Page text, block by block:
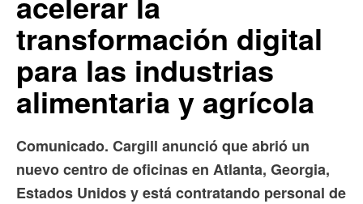
transformación digital
para las industrias
alimentaria y agrícola
Comunicado. Cargill anunció que abrió un
nuevo centro de oficinas en Atlanta, Georgia,
Estados Unidos y está contratando personal de